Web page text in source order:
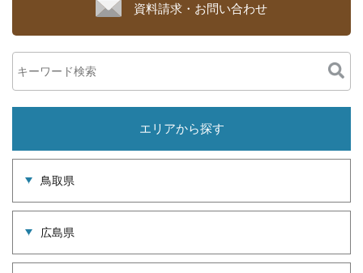
資料請求・お問い合わせ
エリアから探す
鳥取県
広島県